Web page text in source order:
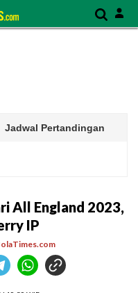
Jadwal Pertandingan
All England 2023,
IP